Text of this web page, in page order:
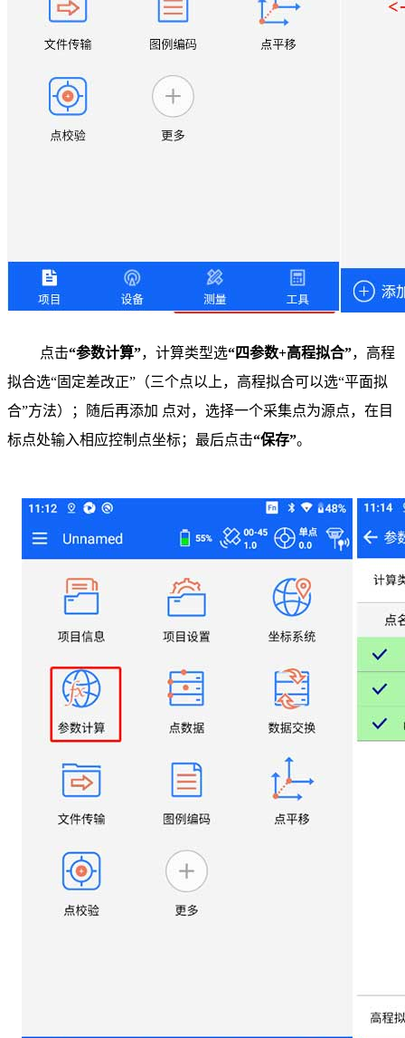
点击“参数计算”，计算类型选“四参数+高程拟合”，高程
拟合选“固定差改正”（三个点以上，高程拟合可以选“平面拟
合”方法）；随后再添加 点对，选择一个采集点为源点，在目
标点处输入相应控制点坐标；最后点击“保存”。